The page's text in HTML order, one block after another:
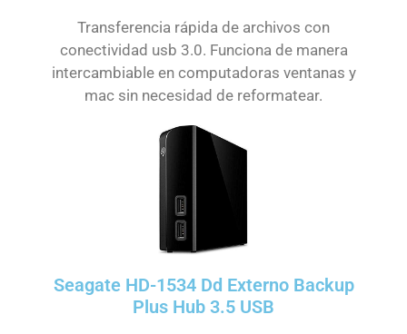
Transferencia rápida de archivos con
conectividad usb 3.0. Funciona de manera
intercambiable en computadoras ventanas y
mac sin necesidad de reformatear.
Seagate HD-1534 Dd Externo Backup
Plus Hub 3.5 USB